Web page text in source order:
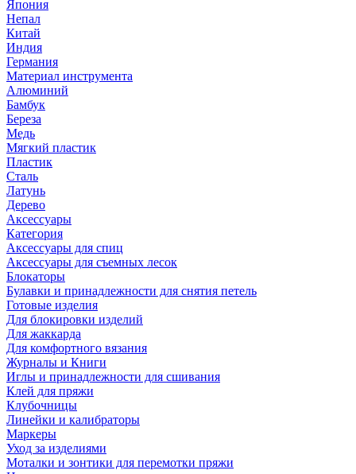
Япония
Непал
Китай
Индия
Германия
Материал инструмента
Алюминий
Бамбук
Береза
Медь
Мягкий пластик
Пластик
Сталь
Латунь
Дерево
Аксессуары
Категория
Аксессуары для спиц
Аксессуары для съемных лесок
Блокаторы
Булавки и принадлежности для снятия петель
Готовые изделия
Для блокировки изделий
Для жаккарда
Для комфортного вязания
Журналы и Книги
Иглы и принадлежности для сшивания
Клей для пряжи
Клубочницы
Линейки и калибраторы
Маркеры
Уход за изделиями
Моталки и зонтики для перемотки пряжи